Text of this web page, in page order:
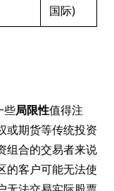
国际)
些局限性值得注
或期货等传统投资
组合的交易者来说
的客户可能无法使